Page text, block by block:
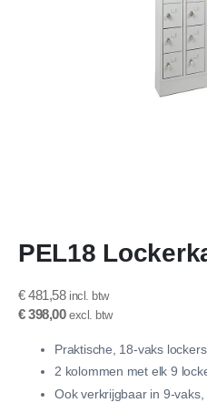
naar
het
van
de
afbeeldingen-
PEL18
€ 481,58
€ 398,00
Praktische, 18-vaks
2 kolommen met elk 9
Ook verkrijgbaar in 9-